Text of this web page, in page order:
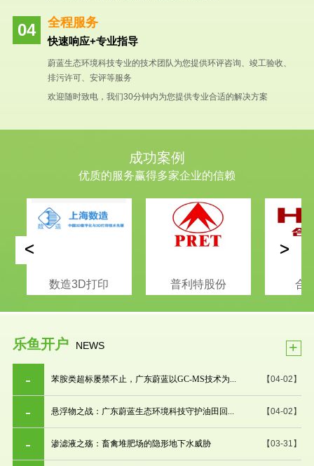
全程服务
快速响应+专业指导
蔚蓝生态环境科技专业的技术团队为您提供环评咨询、竣工验收、
排污许可、安评等服务
欢迎随时致电，我们30分钟内为您提供专业合适的解决方案
成功案例
优质的服务赢得多家企业的信赖
数造3D打印 普利特股份 合
< >
乐鱼开户 NEWS +
【04-02】
苯胺类超标屡禁不止，广东蔚蓝以GC-MS技术为...
【04-02】
悬浮物之战：广东蔚蓝生态环境科技守护油田回...
【03-31】
渗滤液之殇：畜禽堆肥场的隐形地下水威胁